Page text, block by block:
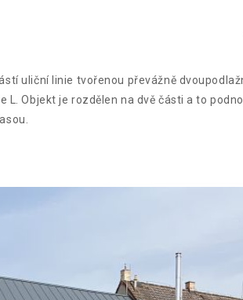
uliční linie tvořenou převážně
Objekt je rozdělen na dvě části a to